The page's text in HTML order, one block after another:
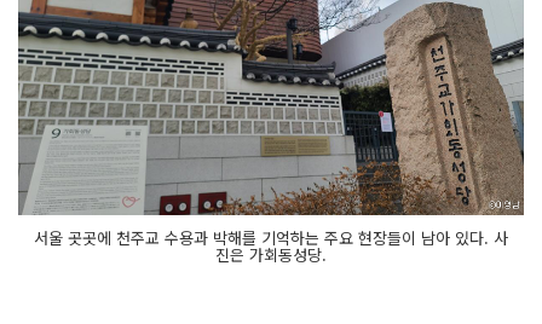
서울 곳곳에 천주교 수용과 박해를 기억하는 주요 현장들이 남아 있다. 사
진은 가회동성당.